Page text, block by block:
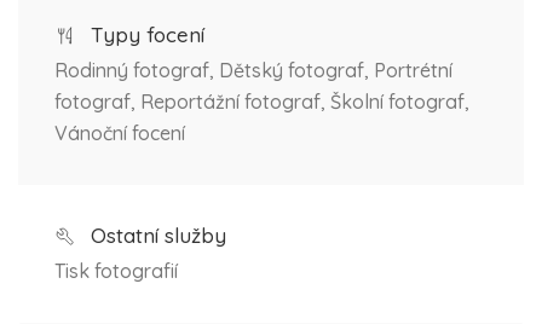
Typy focení
Rodinný fotograf, Dětský fotograf, Portrétní
fotograf, Reportážní fotograf, Školní fotograf,
Vánoční focení
Ostatní služby
Tisk fotografií